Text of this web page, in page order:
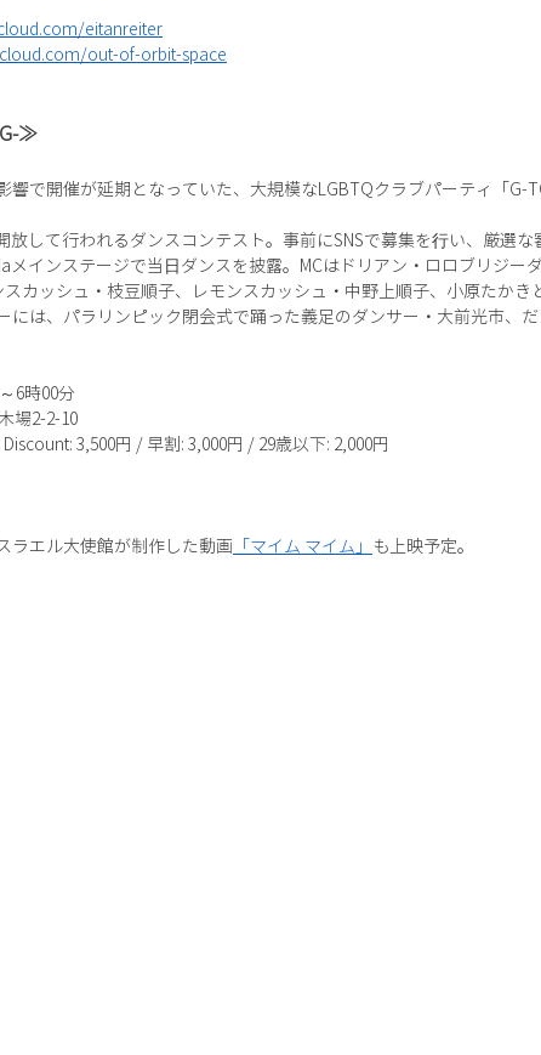
eitanreiter
out-of-orbit-space
≫
で開催が延期となっていた、大規模なLGBTQクラブパーティ「G-
放して行われるダンスコンテスト。事前にSNSで募集を⾏い、厳選
メインステージで当⽇ダンスを披露。MCはドリアン・ロロブリジー
スカッシュ・枝豆順子、レモンスカッシュ・中野上順子、小原たか
には、パラリンピック閉会式で踊った義足のダンサー・大前光市、
6時00分
場2-2-10
3,500円 / 早割: 3,000円 / 29歳以下: 2,000円
ラエル大使館が制作した動画 「マイム マイム」 も上映予定。